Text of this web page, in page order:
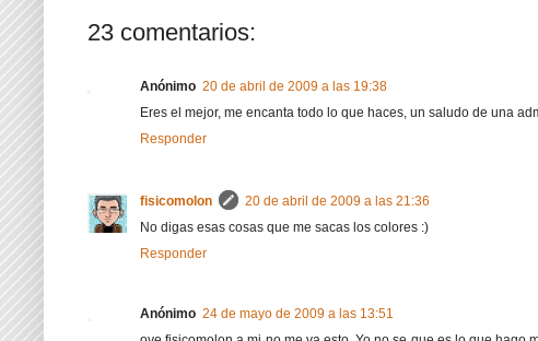
23 comentarios:
Anónimo 20 de abril de 2009 a las 19:38
Eres el mejor, me encanta todo lo que haces, un saludo de una
Responder
fisicomolon
20 de abril de 2009 a las 21:36
No digas esas cosas que me sacas los colores :)
Responder
Anónimo 24 de mayo de 2009 a las 13:51